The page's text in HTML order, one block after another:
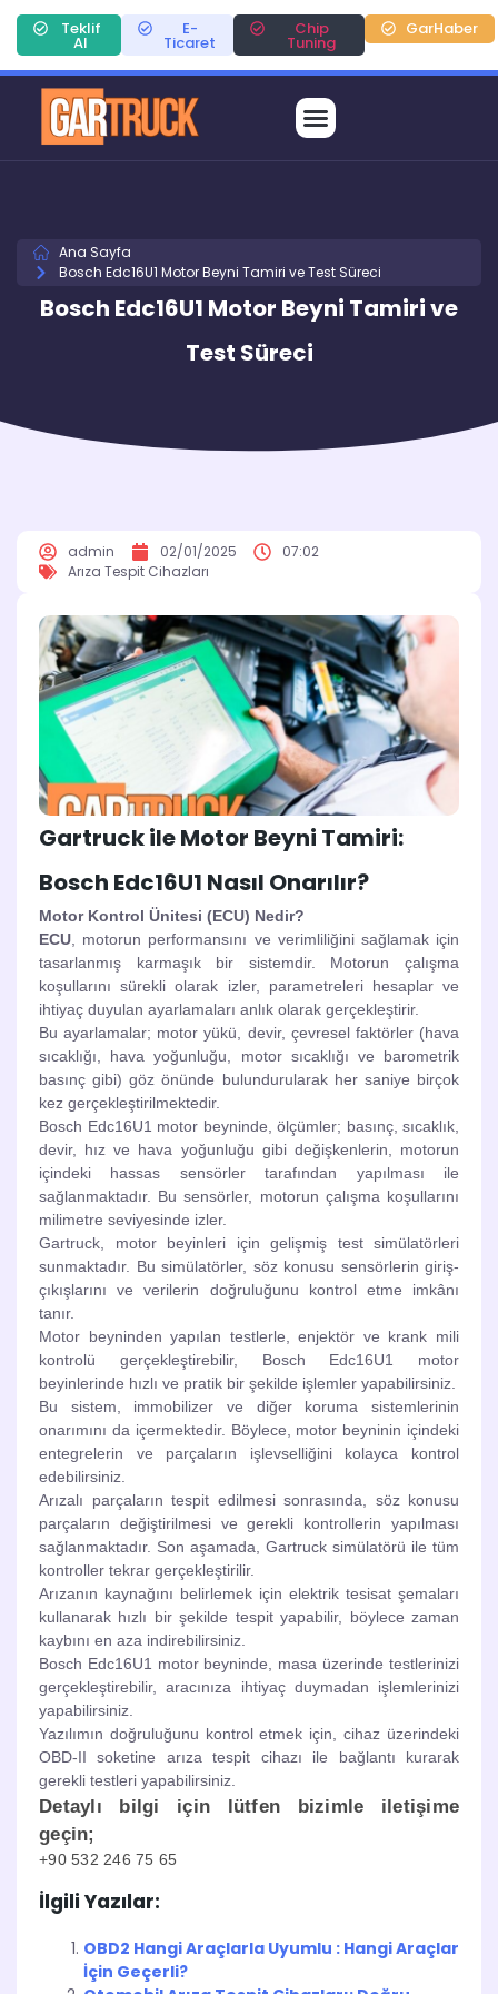
Teklif
Al
E-
Ticaret
Chip
Tuning
GarHaber
Ana Sayfa
Bosch Edc16U1 Motor Beyni Tamiri ve Test Süreci
Bosch Edc16U1 Motor Beyni Tamiri ve
Test Süreci
admin 02/01/2025
07:02
Arıza Tespit Cihazları
Gartruck ile Motor Beyni Tamiri:
Bosch Edc16U1 Nasıl Onarılır?
Motor Kontrol Ünitesi (ECU) Nedir?
ECU , motorun performansını ve verimliliğini sağlamak için
tasarlanmış karmaşık bir sistemdir. Motorun çalışma
koşullarını sürekli olarak izler, parametreleri hesaplar ve
ihtiyaç duyulan ayarlamaları anlık olarak gerçekleştirir.
Bu ayarlamalar; motor yükü, devir, çevresel faktörler (hava
sıcaklığı, hava yoğunluğu, motor sıcaklığı ve barometrik
basınç gibi) göz önünde bulundurularak her saniye birçok
kez gerçekleştirilmektedir.
Bosch Edc16U1 motor beyninde, ölçümler; basınç, sıcaklık,
devir, hız ve hava yoğunluğu gibi değişkenlerin, motorun
içindeki hassas sensörler tarafından yapılması ile
sağlanmaktadır. Bu sensörler, motorun çalışma koşullarını
milimetre seviyesinde izler.
Gartruck, motor beyinleri için gelişmiş test simülatörleri
sunmaktadır. Bu simülatörler, söz konusu sensörlerin giriş-
çıkışlarını ve verilerin doğruluğunu kontrol etme imkânı
tanır.
Motor beyninden yapılan testlerle, enjektör ve krank mili
kontrolü gerçekleştirebilir, Bosch Edc16U1 motor
beyinlerinde hızlı ve pratik bir şekilde işlemler yapabilirsiniz.
Bu sistem, immobilizer ve diğer koruma sistemlerinin
onarımını da içermektedir. Böylece, motor beyninin içindeki
entegrelerin ve parçaların işlevselliğini kolayca kontrol
edebilirsiniz.
Arızalı parçaların tespit edilmesi sonrasında, söz konusu
parçaların değiştirilmesi ve gerekli kontrollerin yapılması
sağlanmaktadır. Son aşamada, Gartruck simülatörü ile tüm
kontroller tekrar gerçekleştirilir.
Arızanın kaynağını belirlemek için elektrik tesisat şemaları
kullanarak hızlı bir şekilde tespit yapabilir, böylece zaman
kaybını en aza indirebilirsiniz.
Bosch Edc16U1 motor beyninde, masa üzerinde testlerinizi
gerçekleştirebilir, aracınıza ihtiyaç duymadan işlemlerinizi
yapabilirsiniz.
Yazılımın doğruluğunu kontrol etmek için, cihaz üzerindeki
OBD-II soketine arıza tespit cihazı ile bağlantı kurarak
gerekli testleri yapabilirsiniz.
Detaylı bilgi için lütfen bizimle iletişime
geçin;
+90 532 246 75 65
İlgili Yazılar:
OBD2 Hangi Araçlarla Uyumlu : Hangi Araçlar
İçin Geçerli?